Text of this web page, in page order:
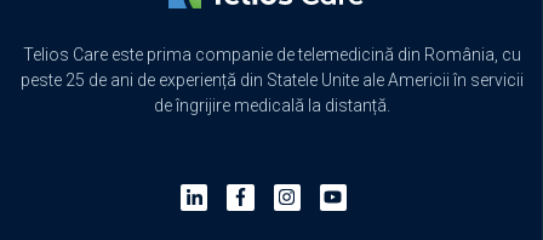
Telios Care este prima companie de telemedicină din România, cu
peste 25 de ani de experiență din Statele Unite ale Americii în servicii
de îngrijire medicală la distanță.